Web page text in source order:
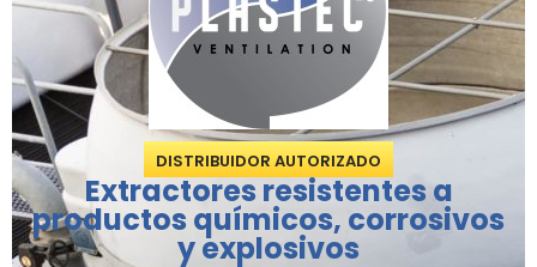
DISTRIBUIDOR AUTORIZADO
Extractores resistentes a
productos químicos, corrosivos
y explosivos